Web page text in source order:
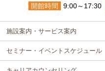
開館時間
9:00～17:30
施設案内・サービス案内
セミナー・イベントスケジュール